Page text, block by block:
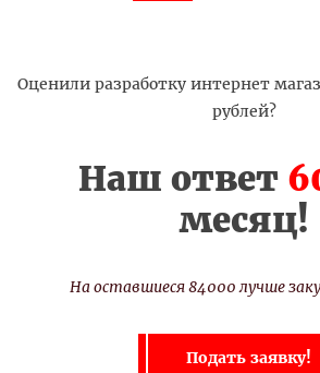
Оценили разработку интернет
рублей?
Наш ответ
месяц!
На оставшиеся 84000 лучше
Подать заявку!